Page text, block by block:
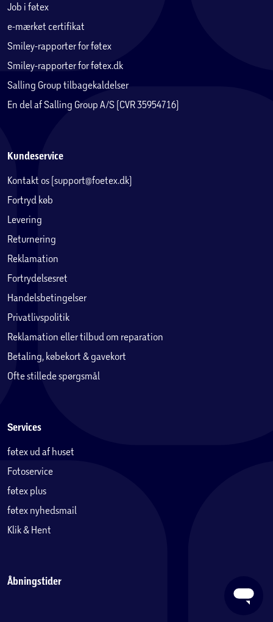
Job i føtex
e-mærket certifikat
Smiley-rapporter for føtex
Smiley-rapporter for føtex.dk
Salling Group tilbagekaldelser
En del af Salling Group A/S (CVR 35954716)
Kundeservice
Kontakt os (support@foetex.dk)
Fortryd køb
Levering
Returnering
Reklamation
Fortrydelsesret
Handelsbetingelser
Privatlivspolitik
Reklamation eller tilbud om reparation
Betaling, købekort & gavekort
Ofte stillede spørgsmål
Services
føtex ud af huset
Fotoservice
føtex plus
føtex nyhedsmail
Klik & Hent
Åbningstider